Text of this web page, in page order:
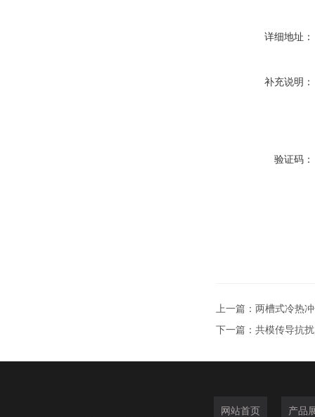
详细地址：
补充说明：
验证码：
上一篇： 两槽式冷热
下一篇： 共模传导抗
网站首页 产品